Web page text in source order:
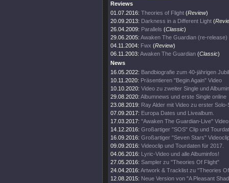
Reviews
01.07.2016: Theories of Flight (Review)
20.09.2013: Darkness in a Different Light (
26.04.2009: Parallels (Classic)
29.06.2005: Awaken The Guardian (re-release)
04.11.2004: Fwx (Review)
06.11.2003: Awaken The Guardian (Classic)
News
16.05.2022: Bandbiografie zum 40-jährigen
10.11.2020: Präsentieren "Begin Again" Video
10.10.2020: Video zu zweiter Single und
29.08.2020: Albumnews und erste Single online
23.08.2019: Ray Alder mit Video zu erster Solo-
07.09.2017: Europa Dates und Livealbum.
17.03.2017: "Awaken The Guardian-Live"
14.12.2016: Großartiger "SOS" Clip und
16.09.2016: Großartiger "Seven Stars"
09.09.2016: Videoclip und Tourdaten für 2017.
04.06.2016: Lyric-Video und alle Albuminfos!
27.05.2016: Sampler zu "Theories Of Flight"
24.04.2016: Artwork & Tracklist zu "Theories
12.08.2015: Neue Version von "A Pleasant